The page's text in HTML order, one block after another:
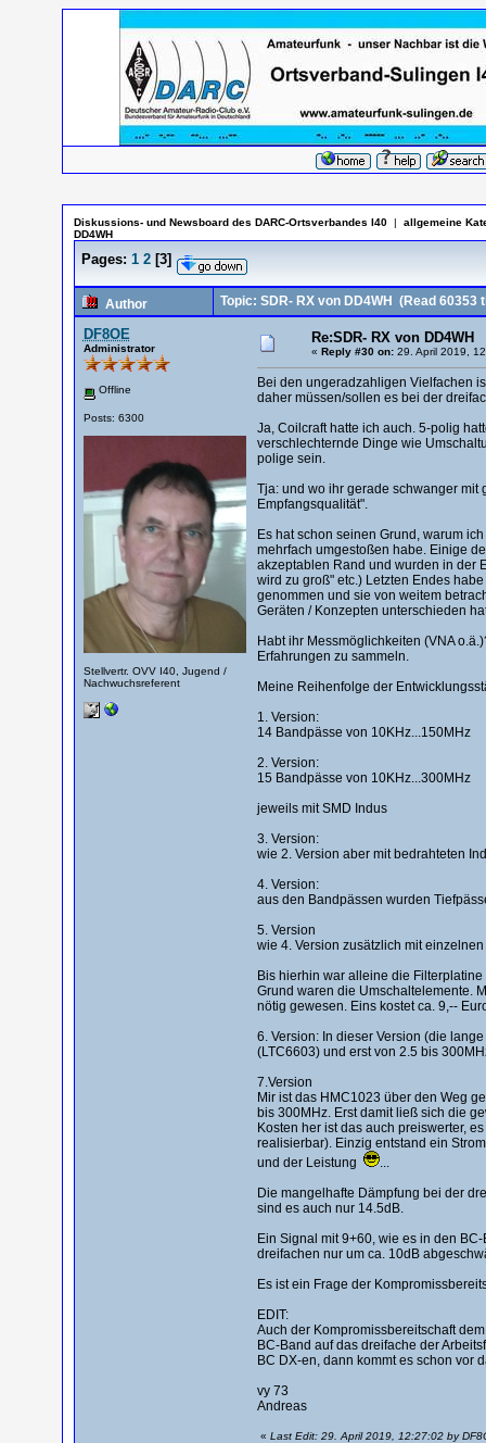
Diskussions- und Newsboard des DARC-Ortsverbandes I40 |
allgemeine
DD4WH
Pages: 1 2[3]
Author Topic: SDR- RX von DD4WH (Read 60353
DF8OE
Administrator
Offline
Posts: 6300
Stellvertr. OVV I40, Jugend /
Nachwuchsreferent
Re:SDR- RX von DD4WH
« Reply #30 on:29. April 2019,
Bei den ungeradzahligen Vielfachen
daher müssen/sollen es bei der
Ja, Coilcraft hatte ich auch. 5-polig
verschlechternde Dinge wie
polige sein.
Tja: und wo ihr gerade schwanger mit
Empfangsqualität".
Es hat schon seinen Grund, warum
mehrfach umgestoßen habe. Einige
akzeptablen Rand und wurden in der
wird zu groß" etc.) Letzten Endes
genommen und sie von weitem
Geräten / Konzepten unterschieden
Habt ihr Messmöglichkeiten (VNA
Erfahrungen zu sammeln.
Meine Reihenfolge der
1. Version:
14 Bandpässe von 10KHz...150MHz
2. Version:
15 Bandpässe von 10KHz...300MHz
jeweils mit SMD Indus
3. Version:
wie 2. Version aber mit bedrahteten
4. Version:
aus den Bandpässen wurden
5. Version
wie 4. Version zusätzlich mit
Bis hierhin war alleine die
Grund waren die Umschaltelemente.
nötig gewesen. Eins kostet ca. 9,--
6. Version: In dieser Version (die
(LTC6603) und erst von 2.5 bis
7.Version
Mir ist das HMC1023 über den Weg
bis 300MHz. Erst damit ließ sich die
Kosten her ist das auch preiswerter,
realisierbar). Einzig entstand ein
und der Leistung
...
Die mangelhafte Dämpfung bei der
sind es auch nur 14.5dB.
Ein Signal mit 9+60, wie es in den
dreifachen nur um ca. 10dB
Es ist ein Frage der
EDIT:
Auch der Kompromissbereitschaft
BC-Band auf das dreifache der
BC DX-en, dann kommt es schon vor
vy 73
Andreas
« Last Edit: 29. April 2019, 12:27:02 by